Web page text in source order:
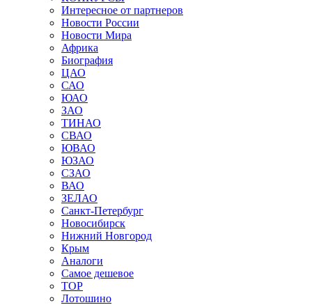
Интересное от партнеров
Новости России
Новости Мира
Африка
Биография
ЦАО
САО
ЮАО
ЗАО
ТИНАО
СВАО
ЮВАО
ЮЗАО
СЗАО
ВАО
ЗЕЛАО
Санкт-Петербург
Новосибирск
Нижний Новгород
Крым
Аналоги
Самое дешевое
TOP
Лотошино